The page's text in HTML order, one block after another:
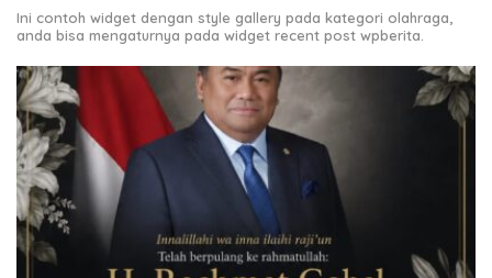
Ini contoh widget dengan style gallery pada kategori olahraga,
anda bisa mengaturnya pada widget recent post wpberita.